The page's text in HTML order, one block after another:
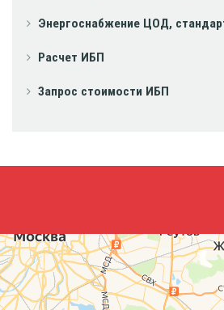
Энергоснабжение ЦОД,
Расчет ИБП
Запрос стоимости ИБП